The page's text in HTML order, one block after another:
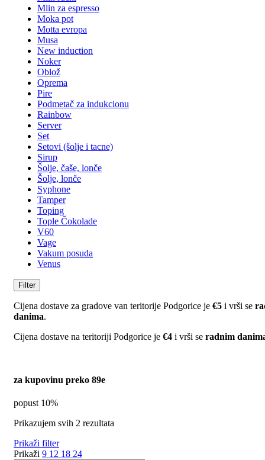
Mlin za espresso
Moka pot
Motta evropa
Musa
New induction
Noker
Oblož
Oprema
Pire
Podmetač za indukcionu
Rainbow
Server
Set
Setovi (šolje i tacne)
Sirup
Šolje, čaše, lonče
Šolje, lonče
Syphone
Tamper
Toping
Tople Čokolade
V60
Vage
Vakum posuda
Venus
Filter
Cijena dostave za gradove van teritorije Podgorice je €5 i vrši se
danima.
Cijena dostave na teritoriji Podgorice je €4 i vrši se radnim
za kupovinu preko 89e
popust 10%
Prikazujem svih 2 rezultata
Prikaži filter
Prikaži 9 12 18 24